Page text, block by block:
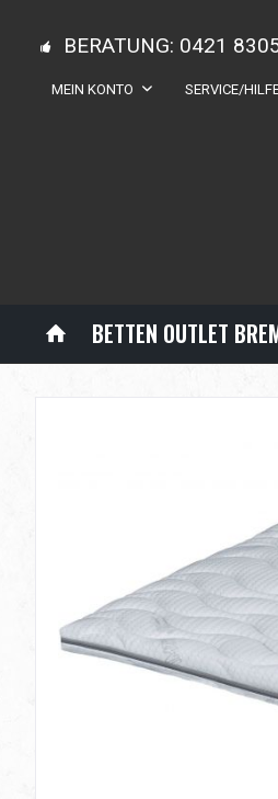
BERATUNG: 0421
MEIN KONTO SERVICE/
BETTEN OUTLET